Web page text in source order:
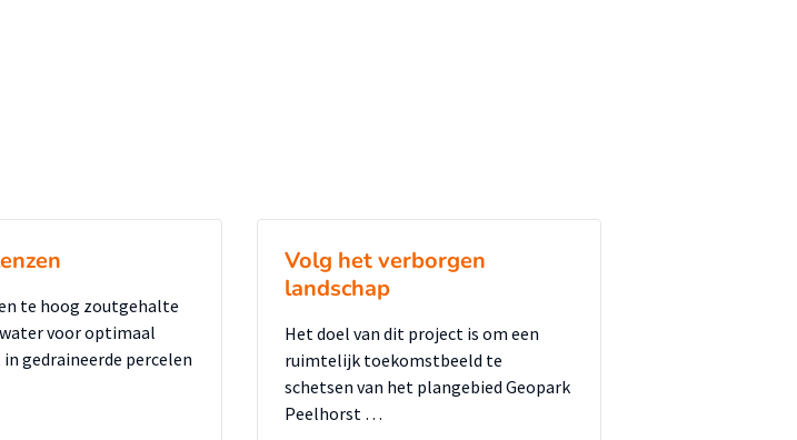
te hoog zoutgehalte
voor optimaal
gedraineerde percelen
Volg het verborgen
landschap
Het doel van dit project is om een
ruimtelijk toekomstbeeld te
schetsen van het plangebied Geopark
Peelhorst …